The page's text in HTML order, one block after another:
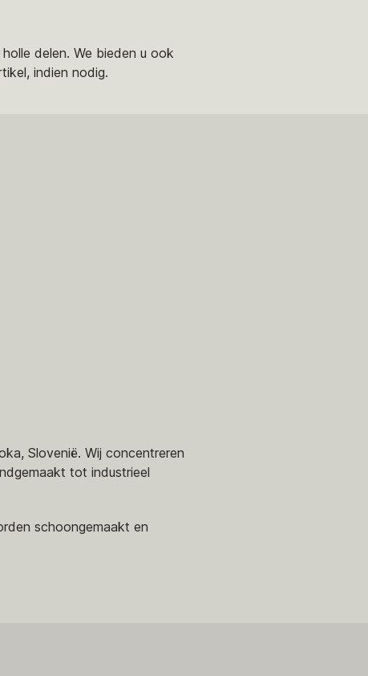
delen. We bieden u ook
indien nodig.
Slovenië. Wij concentreren
tot industrieel
schoongemaakt en